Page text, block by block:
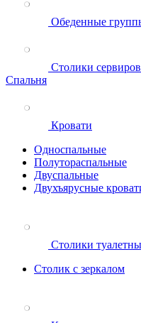
Обеденные
Столики
Спальня
Кровати
Односпальные
Полутораспальные
Двуспальные
Двухъярусные
Столики
Столик с зеркалом